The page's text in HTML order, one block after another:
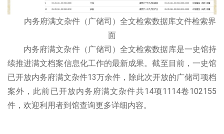
内务府满文杂件（广储司）全文检索数据库文件检索界
面
内务府满文杂件（广储司）全文检索数据库是一史馆持
续推进满文档案信息化工作的最新成果。截至目前，一史馆
已开放内务府满文杂件13万余件，除此次开放的广储司项档
案外，此前已开放内务府满文杂件共14项1114卷102155
件，欢迎利用者到馆查询更多详细内容。